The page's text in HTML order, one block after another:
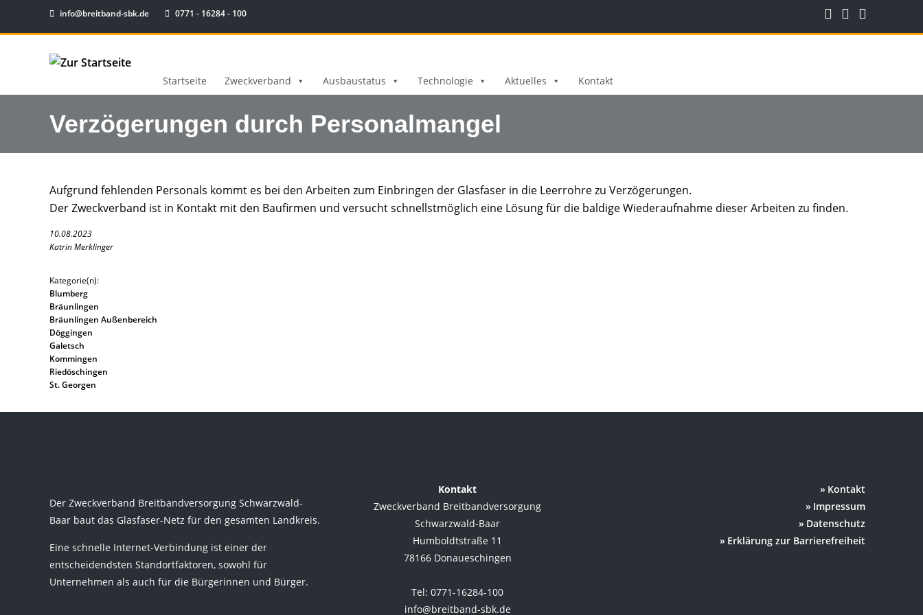
info@breitband-sbk.de 0771 - 16284 - 100
Startseite Zweckverband Ausbaustatus Technologie Aktuelles Kontakt
Verzögerungen durch Personalmangel
Aufgrund fehlenden Personals kommt es bei den Arbeiten zum Einbringen der Glasfaser in die Leerrohre zu Verzögerungen.
Der Zweckverband ist in Kontakt mit den Baufirmen und versucht schnellstmöglich eine Lösung für die baldige Wiederaufnahme dieser Arbeiten zu finden.
10.08.2023
Katrin Merklinger
Kategorie(n):
Blumberg
Bräunlingen
Bräunlingen Außenbereich
Döggingen
Galetsch
Kommingen
Riedöschingen
St. Georgen
Der Zweckverband Breitbandversorgung Schwarzwald-
Baar baut das Glasfaser-Netz für den gesamten Landkreis.
Eine schnelle Internet-Verbindung ist einer der
entscheidendsten Standortfaktoren, sowohl für
Unternehmen als auch für die Bürgerinnen und Bürger.
Kontakt
Zweckverband Breitbandversorgung
Schwarzwald-Baar
Humboldtstraße 11
78166 Donaueschingen
Tel: 0771-16284-100
info@breitband-sbk.de
Kontakt
Impressum
Datenschutz
Erklärung zur Barrierefreiheit